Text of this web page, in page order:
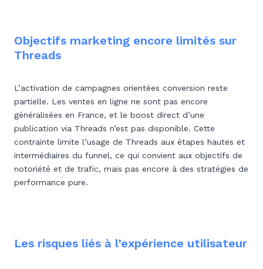
Objectifs marketing encore limités sur
Threads
L’activation de campagnes orientées conversion reste
partielle. Les ventes en ligne ne sont pas encore
généralisées en France, et le boost direct d’une
publication via Threads n’est pas disponible. Cette
contrainte limite l’usage de Threads aux étapes hautes et
intermédiaires du funnel, ce qui convient aux objectifs de
notoriété et de trafic, mais pas encore à des stratégies de
performance pure.
Les risques liés à l’expérience utilisateur